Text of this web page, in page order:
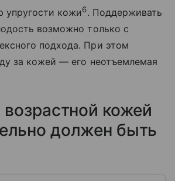
упругости кожи6. Поддерживать
возможно только с
подхода. При этом
за кожей — его неотъемлемая
возрастной кожей
должен быть